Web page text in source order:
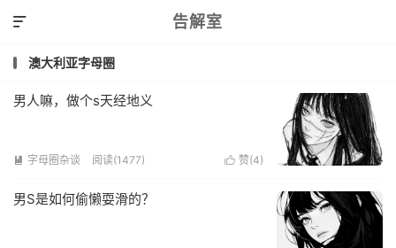
告解室

澳大利亚字母圈
男人嘛，做个s天经地义
 赞(4)
 字母圈杂谈 阅读(1477)
男S是如何偷懒耍滑的？